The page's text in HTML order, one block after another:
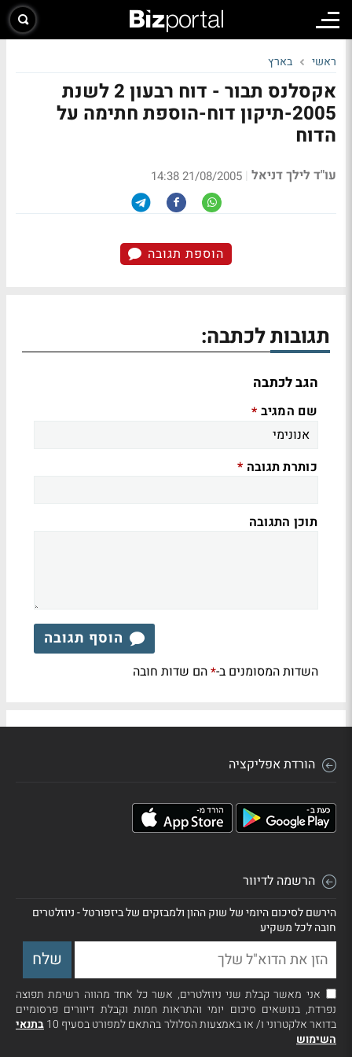
ראשי בארץ
אקסלנס תבור - דוח רבעון 2 לשנת
2005-תיקון דוח-הוספת חתימה על
הדוח
עו"ד לילך דניאל |
21/08/2005 14:38
הוספת תגובה
תגובות לכתבה:
הגב לכתבה
שם המגיב *
כותרת תגובה *
תוכן התגובה
הוסף תגובה
השדות המסומנים ב-*הם שדות חובה
הורדת אפליקציה
הרשמה לדיוור
הירשם לסיכום היומי של שוק ההון ולמבזקים של ביזפורטל - ניוזלטרים
חובה לכל משקיע
אני מאשר קבלת שני ניוזלטרים, אשר כל אחד מהווה רשימת תפוצה
נפרדת, בנושאים סיכום יומי והתראות חמות וקבלת דיוורים פרסומיים
בדואר אלקטרוני ו/ או באמצעות הסלולר בהתאם למפורט בסעיף 10
בתנאי
השימוש